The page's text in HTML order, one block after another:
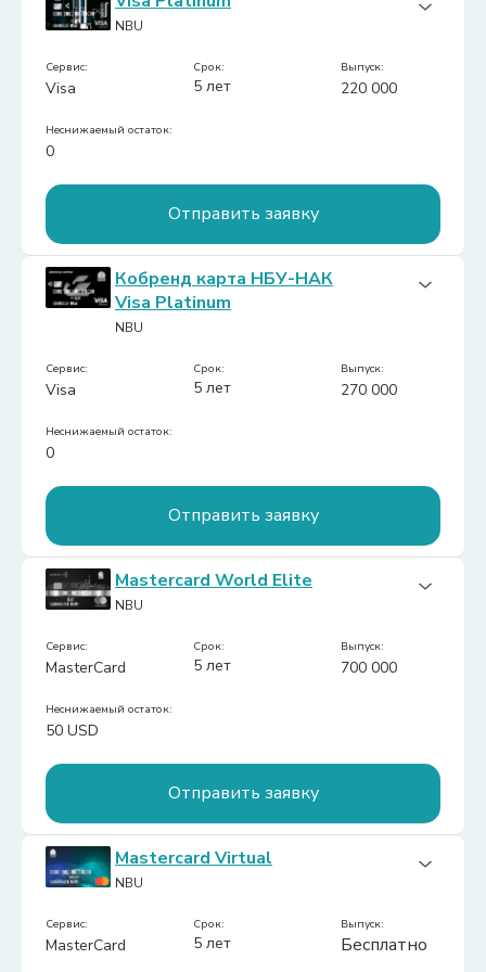
Тип карты:Валютная
Cashback:
Платежи:
NBU
Сервис:
Visa
срок:
5 лет
Выпуск:
220 000
Неснижаемый остаток:
0
Отправить заявку
Обслуживание (в год):Бесплатно
Тип карты:Мультивалютная
Доставка на дом:
Платежи:
-
0.01
Кобренд карта НБУ-НАК
Visa Platinum
NBU
Сервис:
Visa
срок:
5 лет
Выпуск:
270 000
Неснижаемый остаток:
0
Отправить заявку
Обслуживание (в год):Бесплатно
Тип карты:Мультивалютная
Cashback:
Платежи:
Mastercard World Elite
NBU
Сервис:
MasterCard
срок:
5 лет
Выпуск:
700 000
Неснижаемый остаток:
50 USD
Отправить заявку
Обслуживание (в год):Бесплатно
Тип карты:Мультивалютная
Cashback:
Платежи:
Mastercard Virtual
NBU
Сервис:
MasterCard
срок:
5 лет
Выпуск:
Бесплатно